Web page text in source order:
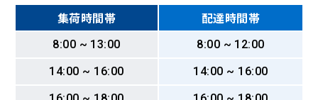
集荷時間帯 配達時間帯
8:00 ~ 13:00
8:00 ~ 12:00
14:00 ~ 16:00
14:00 ~ 16:00